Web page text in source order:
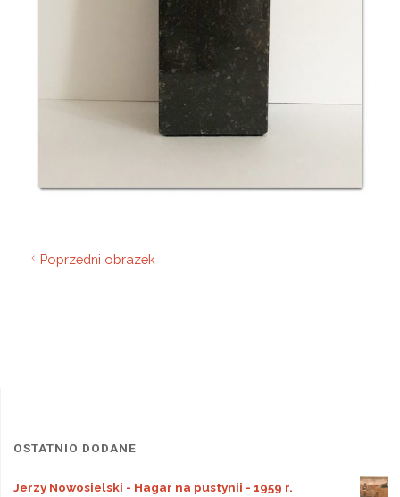
Poprzedni obrazek
OSTATNIO DODANE
Jerzy Nowosielski - Hagar na pustynii - 1959 r.